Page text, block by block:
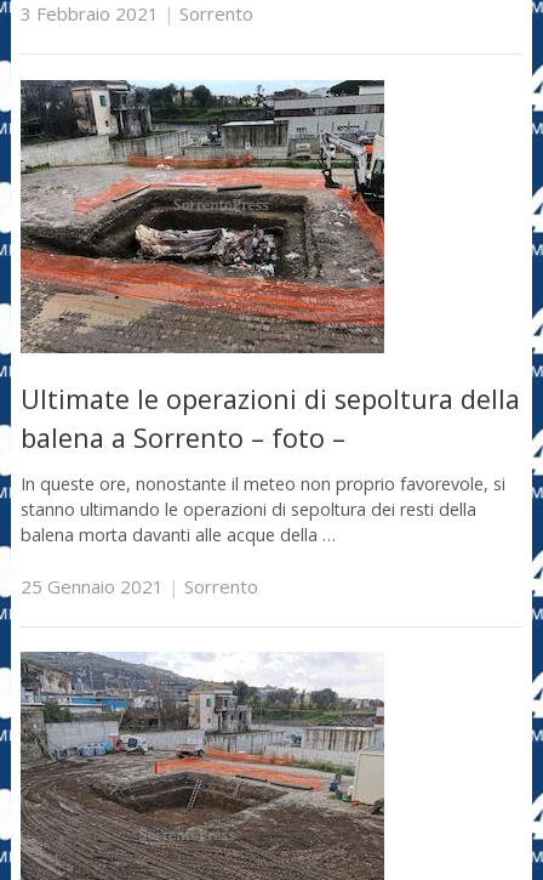
3 Febbraio 2021 | Sorrento
Ultimate le operazioni di sepoltura della
balena a Sorrento – foto –
In queste ore, nonostante il meteo non proprio favorevole, si
stanno ultimando le operazioni di sepoltura dei resti della
balena morta davanti alle acque della …
25 Gennaio 2021 | Sorrento